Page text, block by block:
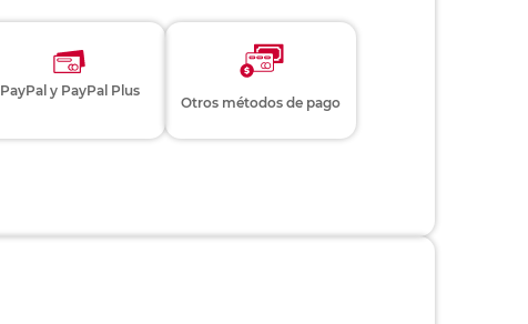
PayPal y PayPal Plus
Otros métodos de pago